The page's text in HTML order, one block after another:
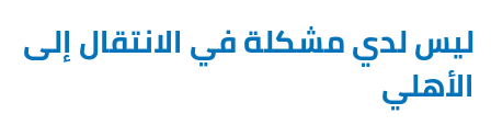
ليس لدي مشكلة في الانتقال إلى
الأهلي